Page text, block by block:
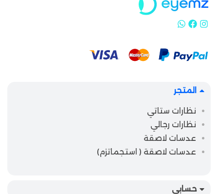
المتجر
نظارات ستاتي
نظارات رجالي
عدسات لاصقة
عدسات لاصقة ( استجماتزم)
حسابي